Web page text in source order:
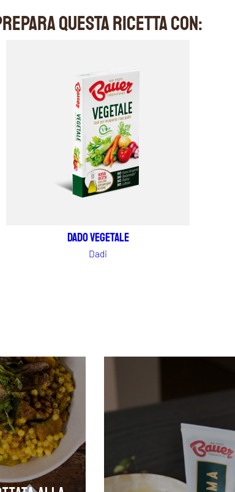
QUESTA RICETTA CON:
Dado vegetale
Dadi